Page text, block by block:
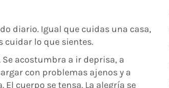
diario. Igual que cuidas una casa,
lo que sientes.
acostumbra a ir deprisa, a
con problemas ajenos y a
cuerpo se tensa. La alegría se